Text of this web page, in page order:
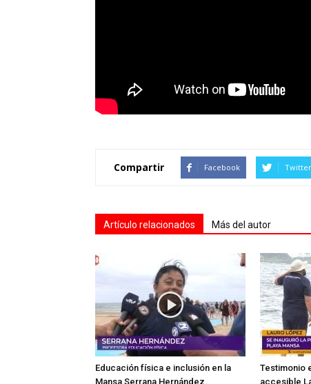
Compartir Facebook Twitter
Artículo relacionados Más del autor
Educación física e inclusión en la
Mansa Serrana Hernández,
Testimonio
accesible